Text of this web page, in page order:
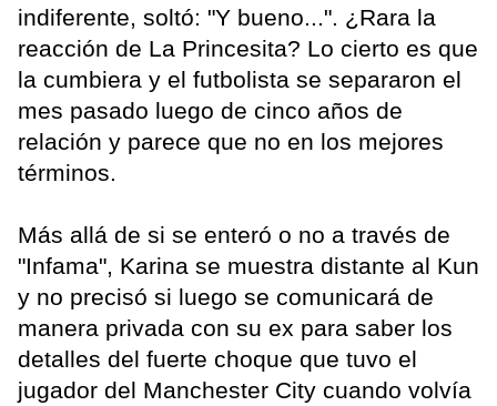
indiferente, soltó: "Y bueno...". ¿Rara la
reacción de La Princesita? Lo cierto es que
la cumbiera y el futbolista se separaron el
mes pasado luego de cinco años de
relación y parece que no en los mejores
términos.
Más allá de si se enteró o no a través de
"Infama", Karina se muestra distante al Kun
y no precisó si luego se comunicará de
manera privada con su ex para saber los
detalles del fuerte choque que tuvo el
jugador del Manchester City cuando volvía